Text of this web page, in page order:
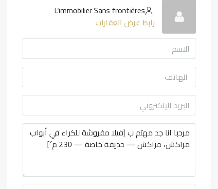
L'immobilier Sans frontières
رابط عرض العقارات